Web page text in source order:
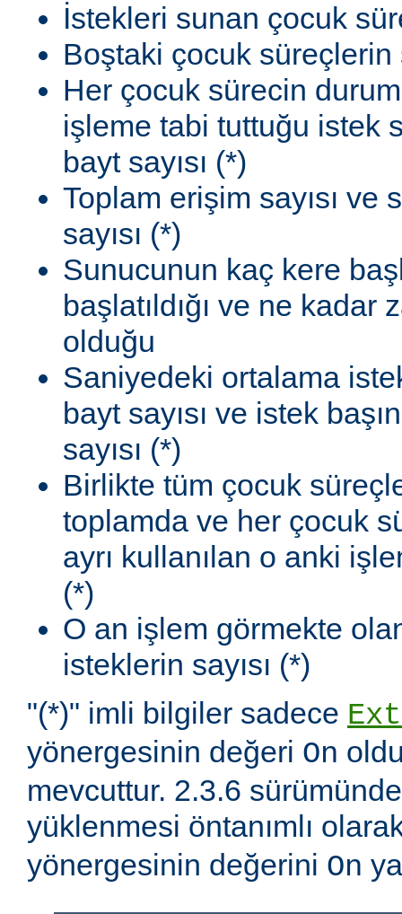
İstekleri sunan çocuk
Boştaki çocuk süreçlerin
Her çocuk sürecin
işleme tabi tuttuğu istek
bayt sayısı (*)
Toplam erişim sayısı ve
sayısı (*)
Sunucunun kaç kere
başlatıldığı ve ne kadar
olduğu
Saniyedeki ortalama
bayt sayısı ve istek
sayısı (*)
Birlikte tüm çocuk
toplamda ve her çocuk
ayrı kullanılan o anki
(*)
O an işlem görmekte
isteklerin sayısı (*)
"(*)" imli bilgiler sadece
yönergesinin değeri On
mevcuttur. 2.3.6
yüklenmesi öntanımlı
yönergesinin değerini On